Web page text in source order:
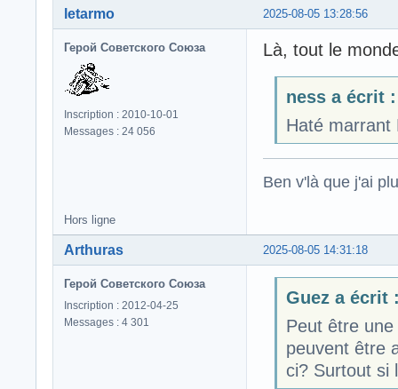
2025-08-05 13:28:56
letarmo
Герой Советского Союза
Inscription : 2010-10-01
Messages : 24 056
Là, tout le
ness a écrit :
Haté marrant
Ben v'là que j'ai
Hors ligne
2025-08-05 14:31:18
Arthuras
Герой Советского Союза
Inscription : 2012-04-25
Messages : 4 301
Guez a écrit
Peut être
peuvent être
ci? Surtout si